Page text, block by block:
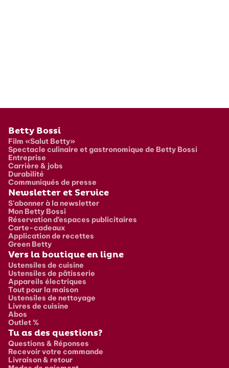
Pied de page
Betty Bossi
Film «Salut Betty»
Spectacle culinaire et gastronomique de Betty Bossi
Entreprise
Carrière & jobs
Durabilité
Communiqués de presse
Newsletter et Service
S'abonner à la newsletter
Mon Betty Bossi
Réservation d’espaces publicitaires
Carte-cadeaux
Application de recettes
Green Betty
Vers la boutique en ligne
Ustensiles de cuisine
Ustensiles de pâtisserie
Appareils électriques
Tout pour la maison
Ustensiles de nettoyage
Livres de cuisine
Abos
Outlet %
Tu as des questions?
Questions & Réponses
Recevoir votre commande
Livraison & retour